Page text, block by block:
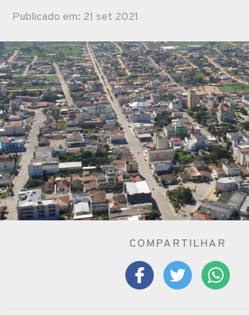
Publicado em: 21 set 2021
COMPARTILHAR